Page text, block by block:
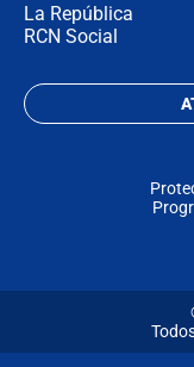
La República
RCN Social